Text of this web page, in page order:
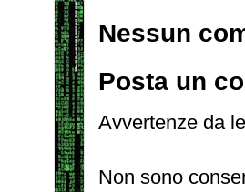
Nessun
Posta un
Avvertenze da
Non sono